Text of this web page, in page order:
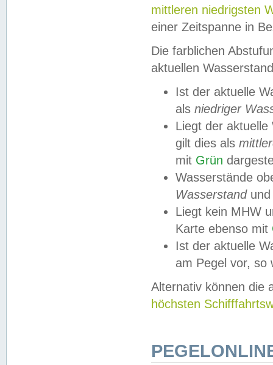
mittleren niedrigsten
einer Zeitspanne in
Die farblichen
aktuellen
Ist der aktuelle
als niedriger
Liegt der
gilt dies als
mit Grün
Wasserstände
Wasserstandund
Liegt kein MHW
Karte ebenso mit
Ist der aktuelle
am Pegel vor,
Alternativ können die
höchsten